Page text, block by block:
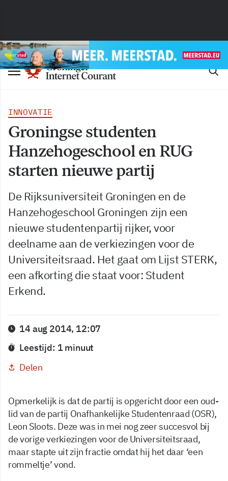
INNOVATIE
Groningse studenten
Hanzehogeschool en RUG
starten nieuwe partij
De Rijksuniversiteit Groningen en de
Hanzehogeschool Groningen zijn een
nieuwe studentenpartij rijker, voor
deelname aan de verkiezingen voor de
Universiteitsraad. Het gaat om Lijst STERK,
een afkorting die staat voor: Student
Erkend.
14 aug 2014, 12:07
Leestijd: 1 minuut
Delen
Opmerkelijk is dat de partij is opgericht door een oud-
lid van de partij Onafhankelijke Studentenraad (OSR),
Leon Sloots. Deze was in mei nog zeer succesvol bij
de vorige verkiezingen voor de Universiteitsraad,
maar stapte uit zijn fractie omdat hij het daar ‘een
rommeltje’ vond.